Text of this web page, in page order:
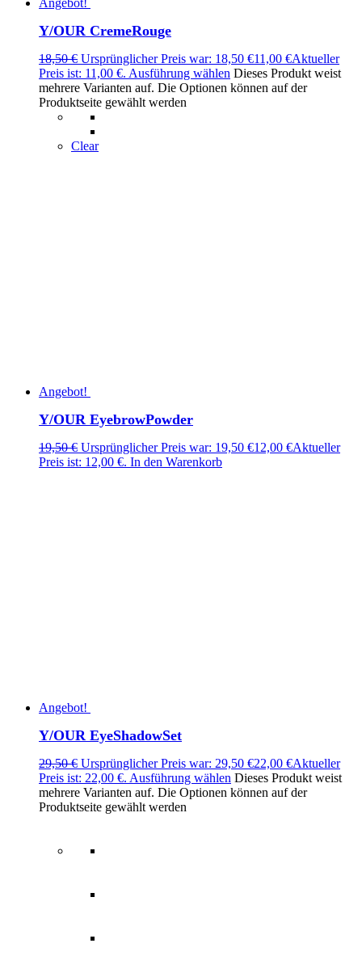
Angebot!
Y/OUR CremeRouge
18,50€ Ursprünglicher Preis war: 18,50 €11,00 €Aktueller
Preis ist: 11,00 €. Ausführung wählen Dieses Produkt weist
mehrere Varianten auf. Die Optionen können auf der
Produktseite gewählt werden
Clear
Angebot!
Y/OUR EyebrowPowder
19,50€ Ursprünglicher Preis war: 19,50 €12,00 €Aktueller
Preis ist: 12,00 €. In den Warenkorb
Angebot!
Y/OUR EyeShadowSet
29,50€ Ursprünglicher Preis war: 29,50 €22,00 €Aktueller
Preis ist: 22,00 €. Ausführung wählen Dieses Produkt weist
mehrere Varianten auf. Die Optionen können auf der
Produktseite gewählt werden